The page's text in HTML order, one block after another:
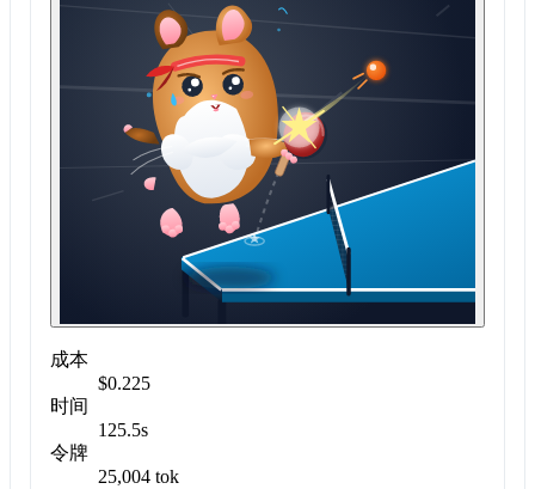
成本
$0.225
时间
125.5s
令牌
25,004 tok